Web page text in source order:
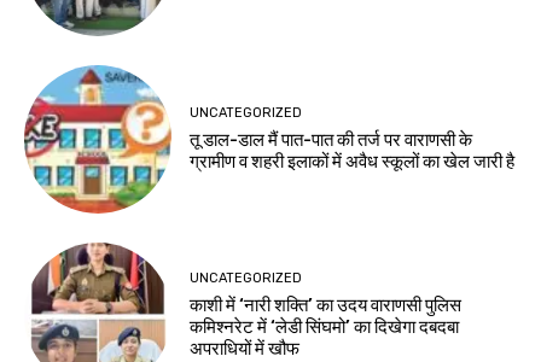
UNCATEGORIZED
तू डाल-डाल मैं पात-पात की तर्ज पर वाराणसी के
ग्रामीण व शहरी इलाकों में अवैध स्कूलों का खेल जारी है
UNCATEGORIZED
काशी में ‘नारी शक्ति’ का उदय वाराणसी पुलिस
कमिश्नरेट में ‘लेडी सिंघमो’ का दिखेगा दबदबा
अपराधियों में खौफ